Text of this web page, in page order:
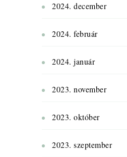
2024. december
2024. február
2024. január
2023. november
2023. október
2023. szeptember